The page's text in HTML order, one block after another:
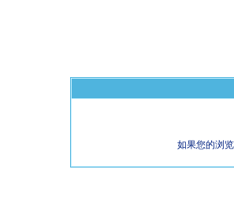
如果您的浏